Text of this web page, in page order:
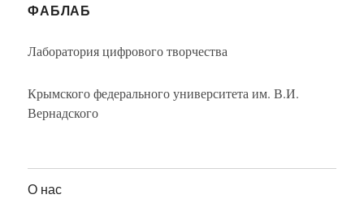
ФАБЛАБ
Лаборатория цифрового творчества
Крымского федерального университета им. В.И.
Вернадского
О нас